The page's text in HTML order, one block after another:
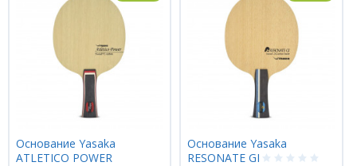
Основание Yasaka
ATLETICO POWER
Основание Yasaka
RESONATE GI